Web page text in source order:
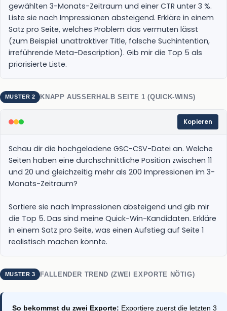
gewählten 3-Monats-Zeitraum und einer CTR unter 3 %.
Liste sie nach Impressionen absteigend. Erkläre in einem
Satz pro Seite, welches Problem das vermuten lässt
(zum Beispiel: unattraktiver Title, falsche Suchintention,
irreführende Meta-Description). Gib mir die Top 5 als
priorisierte Liste.
MUSTER 2 KNAPP AUSSERHALB SEITE 1 (QUICK-WINS)
Kopieren
Schau dir die hochgeladene GSC-CSV-Datei an. Welche
Seiten haben eine durchschnittliche Position zwischen 11
und 20 und gleichzeitig mehr als 200 Impressionen im 3-
Monats-Zeitraum?
Sortiere sie nach Impressionen absteigend und gib mir
die Top 5. Das sind meine Quick-Win-Kandidaten. Erkläre
in einem Satz pro Seite, was einen Aufstieg auf Seite 1
realistisch machen könnte.
MUSTER 3 FALLENDER TREND (ZWEI EXPORTE NÖTIG)
So bekommst du zwei Exporte: Exportiere zuerst die letzten 3